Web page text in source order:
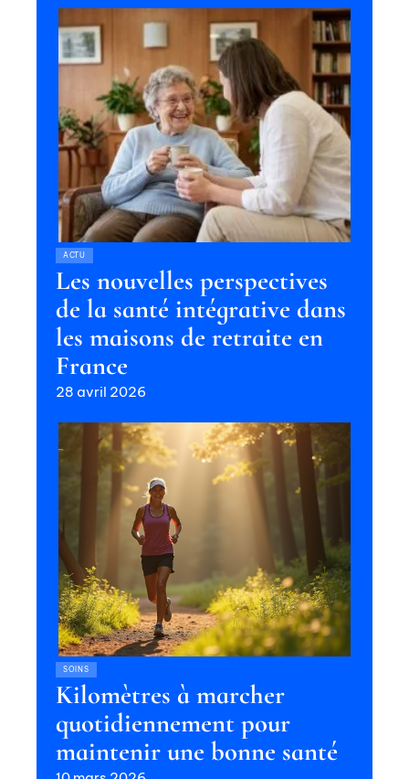
ACTU
Les nouvelles perspectives
de la santé intégrative dans
les maisons de retraite en
France
28 avril 2026
SOINS
Kilomètres à marcher
quotidiennement pour
maintenir une bonne santé